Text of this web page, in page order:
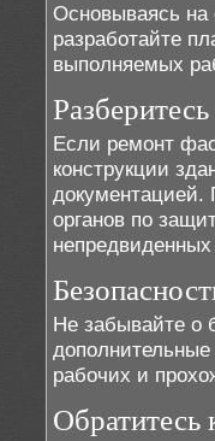
Основываясь на
разработайте
выполняемых
Если ремонт
конструкции
документацией.
органов по
Не забывайте о
рабочих и
Обратитесь